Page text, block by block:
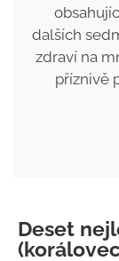
dalších
zdraví na
příznivě
Deset